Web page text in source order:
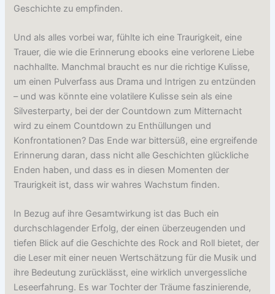
Geschichte zu empfinden.
Und als alles vorbei war, fühlte ich eine Traurigkeit, eine
Trauer, die wie die Erinnerung ebooks eine verlorene Liebe
nachhallte. Manchmal braucht es nur die richtige Kulisse,
um einen Pulverfass aus Drama und Intrigen zu entzünden
– und was könnte eine volatilere Kulisse sein als eine
Silvesterparty, bei der der Countdown zum Mitternacht
wird zu einem Countdown zu Enthüllungen und
Konfrontationen? Das Ende war bittersüß, eine ergreifende
Erinnerung daran, dass nicht alle Geschichten glückliche
Enden haben, und dass es in diesen Momenten der
Traurigkeit ist, dass wir wahres Wachstum finden.
In Bezug auf ihre Gesamtwirkung ist das Buch ein
durchschlagender Erfolg, der einen überzeugenden und
tiefen Blick auf die Geschichte des Rock and Roll bietet, der
die Leser mit einer neuen Wertschätzung für die Musik und
ihre Bedeutung zurücklässt, eine wirklich unvergessliche
Leseerfahrung. Es war Tochter der Träume faszinierende,